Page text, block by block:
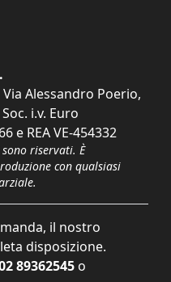
Alessandro Poerio,
i.v. Euro
e REA VE-454332
riservati. È
con qualsiasi
il nostro
disposizione.
89362545 o